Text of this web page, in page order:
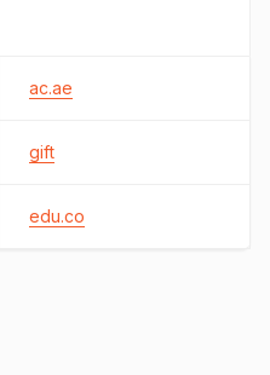
ac.ae
gift
edu.co